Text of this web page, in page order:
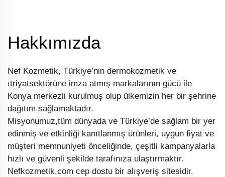
Hakkımızda
Nef Kozmetik, Türkiye’nin dermokozmetik ve
ıtriyatsektörüne imza atmış markalarının gücü ile
Konya merkezli kurulmuş olup ülkemizin her bir şehrine
dağıtım sağlamaktadır.
Misyonumuz,tüm dünyada ve Türkiye’de sağlam bir yer
edinmiş ve etkinliği kanıtlanmış ürünleri, uygun fiyat ve
müşteri memnuniyeti önceliğinde, çeşitli kampanyalarla
hızlı ve güvenli şekilde tarafınıza ulaştırmaktır.
Nefkozmetik.com cep dostu bir alışveriş sitesidir.